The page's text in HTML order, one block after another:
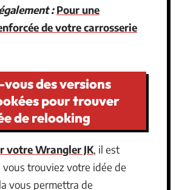
: Pour une
de votre carrosserie
des versions
pour trouver
de relooking
votre Wrangler JK, il est
trouviez votre idée de
vous permettra de